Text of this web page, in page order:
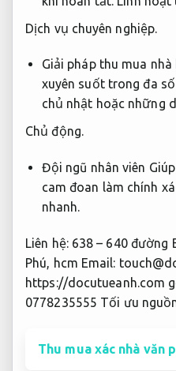
Dịch vụ chuyên nghiệp.
Giải pháp thu mua
xuyên suốt trong đa
chủ nhật hoặc những
Chủ động.
Đội ngũ nhân viên
cam đoan làm chính
nhanh.
Liên hệ: 638 – 640 đường
Phú, hcm Email:
https://docutueanh.com
0778235555 Tối ưu
Thu mua xác nhà văn